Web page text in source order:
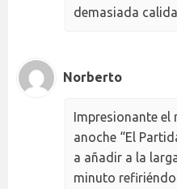
demasiada
Norberto
Impresionante el
anoche “El
a añadir a la
minuto